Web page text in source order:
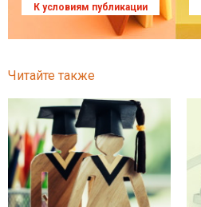
К условиям публикации
Читайте также